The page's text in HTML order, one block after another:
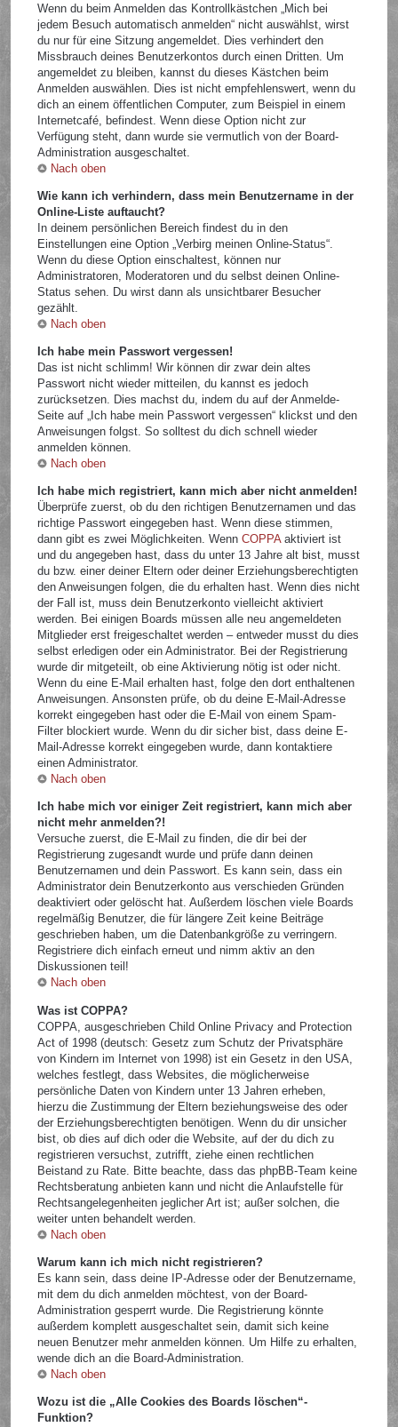
Wenn du beim Anmelden das Kontrollkästchen „Mich bei
jedem Besuch automatisch anmelden“ nicht auswählst, wirst
du nur für eine Sitzung angemeldet. Dies verhindert den
Missbrauch deines Benutzerkontos durch einen Dritten. Um
angemeldet zu bleiben, kannst du dieses Kästchen beim
Anmelden auswählen. Dies ist nicht empfehlenswert, wenn du
dich an einem öffentlichen Computer, zum Beispiel in einem
Internetcafé, befindest. Wenn diese Option nicht zur
Verfügung steht, dann wurde sie vermutlich von der Board-
Administration ausgeschaltet.
Nach oben
Wie kann ich verhindern, dass mein Benutzername in der
Online-Liste auftaucht?
In deinem persönlichen Bereich findest du in den
Einstellungen eine Option „Verbirg meinen Online-Status“.
Wenn du diese Option einschaltest, können nur
Administratoren, Moderatoren und du selbst deinen Online-
Status sehen. Du wirst dann als unsichtbarer Besucher
gezählt.
Nach oben
Ich habe mein Passwort vergessen!
Das ist nicht schlimm! Wir können dir zwar dein altes
Passwort nicht wieder mitteilen, du kannst es jedoch
zurücksetzen. Dies machst du, indem du auf der Anmelde-
Seite auf „Ich habe mein Passwort vergessen“ klickst und den
Anweisungen folgst. So solltest du dich schnell wieder
anmelden können.
Nach oben
Ich habe mich registriert, kann mich aber nicht anmelden!
Überprüfe zuerst, ob du den richtigen Benutzernamen und das
richtige Passwort eingegeben hast. Wenn diese stimmen,
dann gibt es zwei Möglichkeiten. WennCOPPAaktiviert ist
und du angegeben hast, dass du unter 13 Jahre alt bist, musst
du bzw. einer deiner Eltern oder deiner Erziehungsberechtigten
den Anweisungen folgen, die du erhalten hast. Wenn dies nicht
der Fall ist, muss dein Benutzerkonto vielleicht aktiviert
werden. Bei einigen Boards müssen alle neu angemeldeten
Mitglieder erst freigeschaltet werden – entweder musst du dies
selbst erledigen oder ein Administrator. Bei der Registrierung
wurde dir mitgeteilt, ob eine Aktivierung nötig ist oder nicht.
Wenn du eine E-Mail erhalten hast, folge den dort enthaltenen
Anweisungen. Ansonsten prüfe, ob du deine E-Mail-Adresse
korrekt eingegeben hast oder die E-Mail von einem Spam-
Filter blockiert wurde. Wenn du dir sicher bist, dass deine E-
Mail-Adresse korrekt eingegeben wurde, dann kontaktiere
einen Administrator.
Nach oben
Ich habe mich vor einiger Zeit registriert, kann mich aber
nicht mehr anmelden?!
Versuche zuerst, die E-Mail zu finden, die dir bei der
Registrierung zugesandt wurde und prüfe dann deinen
Benutzernamen und dein Passwort. Es kann sein, dass ein
Administrator dein Benutzerkonto aus verschieden Gründen
deaktiviert oder gelöscht hat. Außerdem löschen viele Boards
regelmäßig Benutzer, die für längere Zeit keine Beiträge
geschrieben haben, um die Datenbankgröße zu verringern.
Registriere dich einfach erneut und nimm aktiv an den
Diskussionen teil!
Nach oben
Was ist COPPA?
COPPA, ausgeschrieben Child Online Privacy and Protection
Act of 1998 (deutsch: Gesetz zum Schutz der Privatsphäre
von Kindern im Internet von 1998) ist ein Gesetz in den USA,
welches festlegt, dass Websites, die möglicherweise
persönliche Daten von Kindern unter 13 Jahren erheben,
hierzu die Zustimmung der Eltern beziehungsweise des oder
der Erziehungsberechtigten benötigen. Wenn du dir unsicher
bist, ob dies auf dich oder die Website, auf der du dich zu
registrieren versuchst, zutrifft, ziehe einen rechtlichen
Beistand zu Rate. Bitte beachte, dass das phpBB-Team keine
Rechtsberatung anbieten kann und nicht die Anlaufstelle für
Rechtsangelegenheiten jeglicher Art ist; außer solchen, die
weiter unten behandelt werden.
Nach oben
Warum kann ich mich nicht registrieren?
Es kann sein, dass deine IP-Adresse oder der Benutzername,
mit dem du dich anmelden möchtest, von der Board-
Administration gesperrt wurde. Die Registrierung könnte
außerdem komplett ausgeschaltet sein, damit sich keine
neuen Benutzer mehr anmelden können. Um Hilfe zu erhalten,
wende dich an die Board-Administration.
Nach oben
Wozu ist die „Alle Cookies des Boards löschen“-
Funktion?